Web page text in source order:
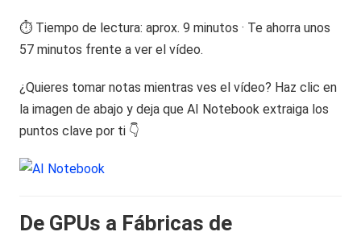
⏱️ Tiempo de lectura: aprox. 9 minutos · Te ahorra unos
57 minutos frente a ver el vídeo.
¿Quieres tomar notas mientras ves el vídeo? Haz clic en
la imagen de abajo y deja que AI Notebook extraiga los
puntos clave por ti 👇
De GPUs a Fábricas de